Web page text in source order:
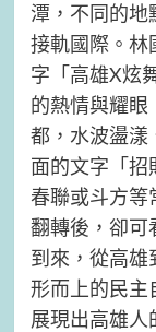
潭，不同的地
接軌國際。林
字「高雄X炫
的熱情與耀眼
都，水波盪漾
面的文字「招
春聯或斗方等
翻轉後，卻可
到來，從高雄
形而上的民主
展現出高雄人